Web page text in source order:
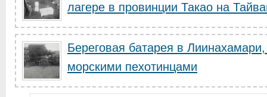
лагере в провинции Такао на
Береговая батарея в
морскими пехотинцами